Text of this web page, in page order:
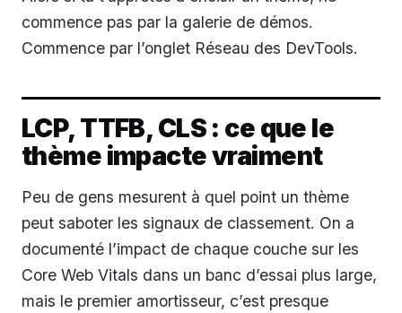
commence pas par la galerie de démos.
Commence par l’onglet Réseau des DevTools.
LCP, TTFB, CLS : ce que le
thème impacte vraiment
Peu de gens mesurent à quel point un thème
peut saboter les signaux de classement. On a
documenté l’impact de chaque couche sur les
Core Web Vitals dans un banc d’essai plus large,
mais le premier amortisseur, c’est presque